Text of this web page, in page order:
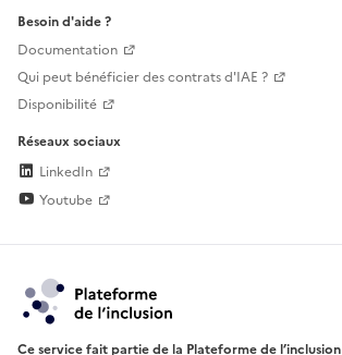
Besoin d'aide ?
Documentation
Qui peut bénéficier des contrats d'IAE ?
Disponibilité
Réseaux sociaux
LinkedIn
Youtube
Ce service fait partie de la Plateforme de l’inclusion